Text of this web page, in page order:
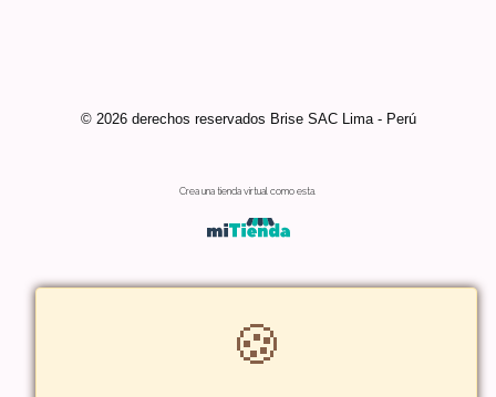
© 2026 derechos reservados Brise SAC Lima - Perú
Crea una tienda virtual como esta.
🍪